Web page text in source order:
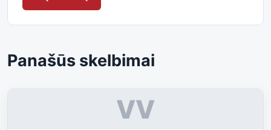
Panašūs skelbimai
VV